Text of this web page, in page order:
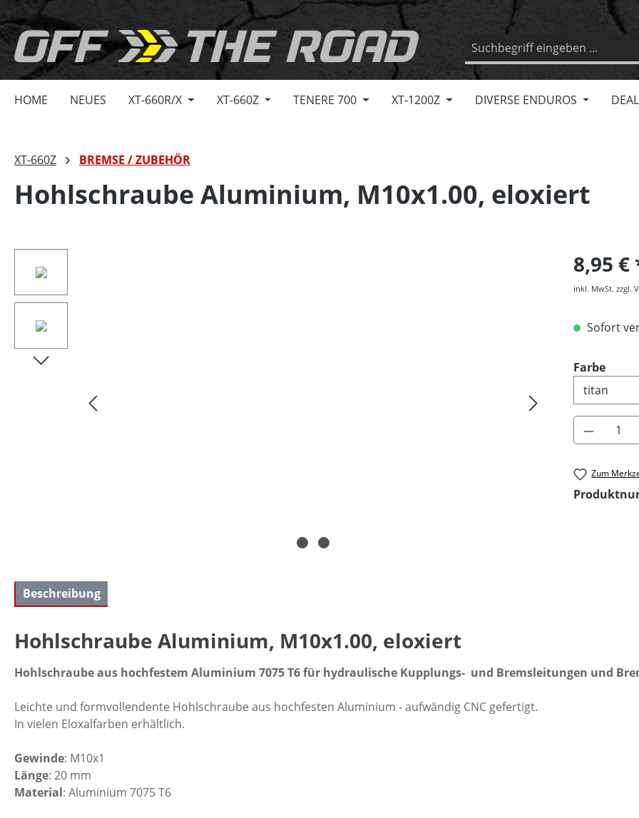
Zur Hauptnavigation springen
HOME NEUES XT-660R/X XT-660Z TENERE 700 XT-1200Z DIVERSE ENDUROS
XT-660Z BREMSE / ZUBEHÖR
Hohlschraube Aluminium, M10x1.00, eloxiert
8,95 €
inkl. MwSt. zzgl.
Sofort
Farbe
Zum
Beschreibung
Hohlschraube Aluminium, M10x1.00, eloxiert
Hohlschraube aus hochfestem Aluminium 7075 T6 für hydraulische Kupplungs- und Bremsleitungen und
Leichte und formvollendente Hohlschraube aus hochfesten Aluminium - aufwändig CNC gefertigt.
In vielen Eloxalfarben erhältlich.
Gewinde: M10x1
Länge: 20 mm
Material: Aluminium 7075 T6